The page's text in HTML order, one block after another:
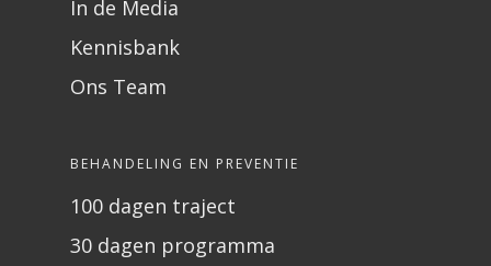
In de Media
Kennisbank
Ons Team
BEHANDELING EN PREVENTIE
100 dagen traject
30 dagen programma